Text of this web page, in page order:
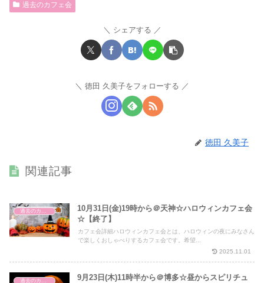
過去のカフェ会
シェアする
徳田 久美子をフォローする
徳田 久美子
関連記事
10月31日(金)19時から＠天神☆ハロウィンカフェ会
☆【終了】
カフェ会詳細ハロウィンカフェ会とは、ハロウィンの夜にみなさん
で楽しくおしゃべりするカフェ会です。希望...
2025.11.01
9月23日(木)11時半から＠博多☆昼からスピリチュ